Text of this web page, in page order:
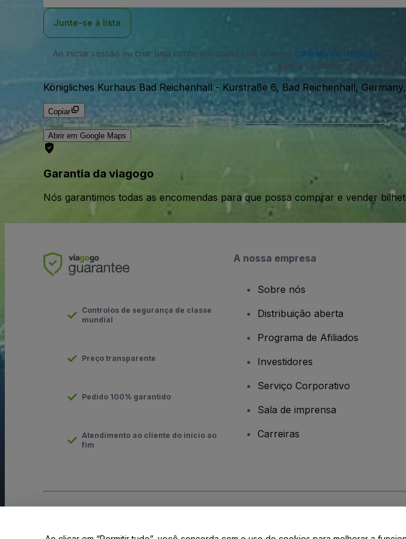
Junte-se à lista
Ao iniciar sessão ou criar uma conta, concorda com o nosso contrato de utilizador
parte e poderá optar por não
Königliches Kurhaus Bad Reichenhall - Kurstraße 6, Bad Reichenhall,
Copiar
Abrir em Google Maps
Garantia da viagogo
Nós garantimos todas as encomendas para que possa comprar e vender
Controlos de segurança de classe
mundial
Preço transparente
Pedido 100% garantido
Atendimento ao cliente do início ao
fim
A nossa empresa
Sobre nós
Distribuição aberta
Programa de Afiliados
Investidores
Serviço Corporativo
Sala de imprensa
Carreiras